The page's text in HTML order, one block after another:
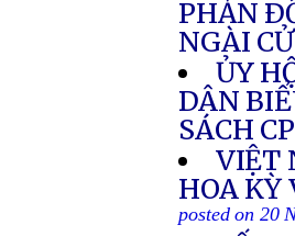
PHẢN
NGÀI
ỦY
DÂN
SÁCH
VIỆT
HOA KỲ
posted on 20